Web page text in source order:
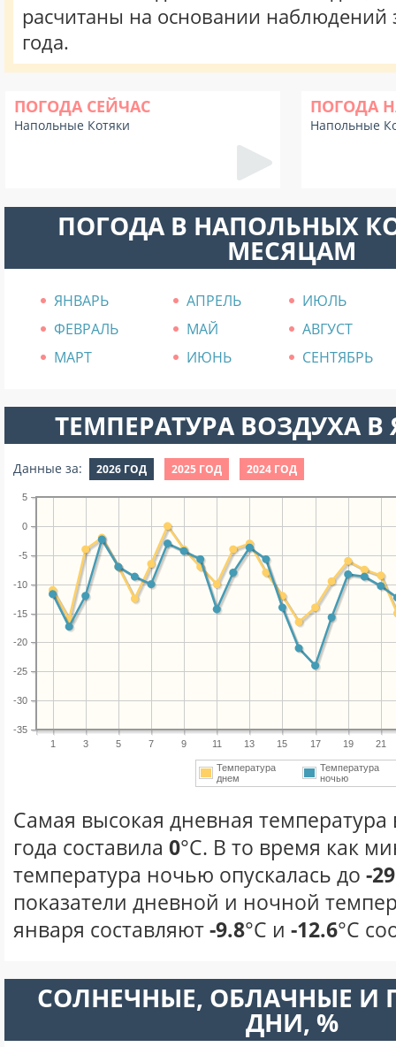
расчитаны на основании наблюдений
года.
ПОГОДА СЕЙЧАС
Напольные Котяки
ПОГОДА
Напольные
ПОГОДА В НАПОЛЬНЫХ
МЕСЯЦАМ
ЯНВАРЬ АПРЕЛЬ
ИЮЛЬ
ФЕВРАЛЬ
МАЙ
АВГУСТ
МАРТ
ИЮНЬ СЕНТЯБРЬ
ТЕМПЕРАТУРА ВОЗДУХА В
Данные за: 2026 ГОД 2025 ГОД 2024 ГОД
1 3 5 7 9 11 13 15 17 19 21
-35
-30
-25
-20
-15
-10
-5
0
5
Температура
днем
Температура
ночью
Самая высокая дневная температура
года составила 0°С. В то время как
температура ночью опускалась до -29
показатели дневной и ночной
января составляют-9.8°С и -12.6°С
CОЛНЕЧНЫЕ, ОБЛАЧНЫЕ И
ДНИ, %